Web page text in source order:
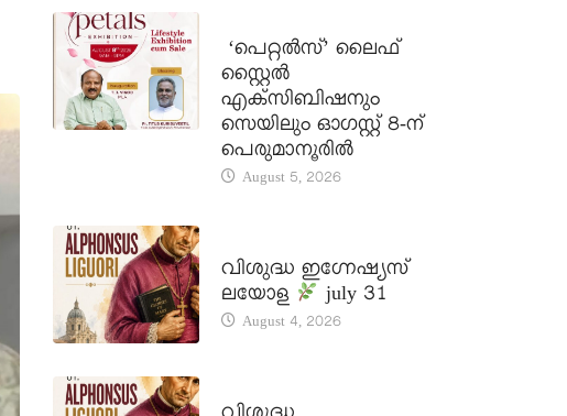
‘പെറ്റൽസ്’ ലൈഫ്
സ്റ്റൈൽ
എക്സിബിഷനും
സെയിലും ഓഗസ്റ്റ് 8-ന്
പെരുമാനൂരിൽ
August 5, 2026
വിശുദ്ധ ഇഗ്നേഷ്യസ്
ലയോള
july 31
August 4, 2026